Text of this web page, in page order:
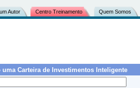
Autor Centro Treinamento Quem Somos
uma Carteira de Investimentos Inteligente